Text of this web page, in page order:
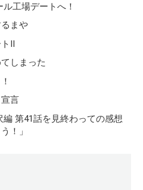
工場デートへ！
まや
Ⅱ
しまった
言
第41話を見終わっての感想
！」